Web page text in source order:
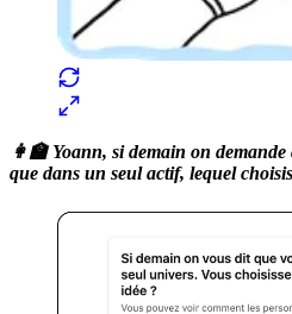
👩‍🏫 Yoann, si demain on
que dans un seul actif, lequel